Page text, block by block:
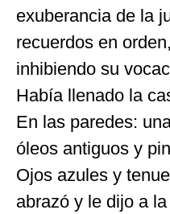
exuberancia de la
recuerdos en
inhibiendo su
Había llenado la
En las paredes:
óleos antiguos y
Ojos azules y
abrazó y le dijo a